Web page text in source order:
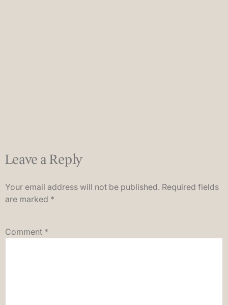
Leave a Reply
Your email address will not be published. Required fields
are marked *
Comment *